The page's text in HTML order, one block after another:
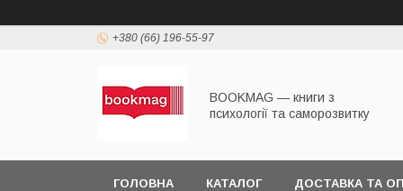
+380 (66) 196-55-97
BOOKMAG — книги з
психології та саморозвитку
ГОЛОВНА КАТАЛОГ ДОСТАВКА ТА